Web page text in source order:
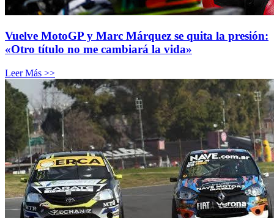
Vuelve MotoGP y Marc Márquez se quita la presión:
«Otro título no me cambiará la vida»
Leer Más >>